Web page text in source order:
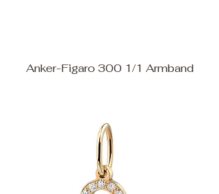
Anker-Figaro 300 1/1 Armband